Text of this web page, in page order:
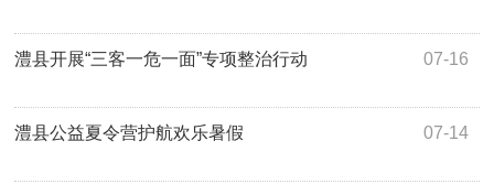
07-16
澧县开展“三客一危一面”专项整治行动
07-14
澧县公益夏令营护航欢乐暑假